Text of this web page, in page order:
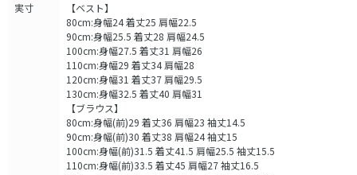
実寸
【ベスト】
80cm:身幅24 着丈25 肩幅22.5
90cm:身幅25.5 着丈28 肩幅24.5
100cm:身幅27.5 着丈31 肩幅26
110cm:身幅29 着丈34 肩幅28
120cm:身幅31 着丈37 肩幅29.5
130cm:身幅32.5 着丈40 肩幅31
【ブラウス】
80cm:身幅(前)29 着丈36 肩幅23 袖丈14.5
90cm:身幅(前)30 着丈38 肩幅24 袖丈15
100cm:身幅(前)31.5 着丈41.5 肩幅25.5 袖丈15.5
110cm:身幅(前)33.5 着丈45 肩幅27 袖丈16.5